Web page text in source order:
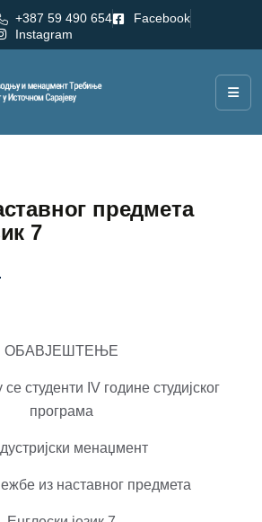
+387 59 490 654
Facebook
Instagram
предмета
7
ОБАВЈЕШТЕЊЕ
студенти IV године студијског
програма
менаџмент
из наставног предмета